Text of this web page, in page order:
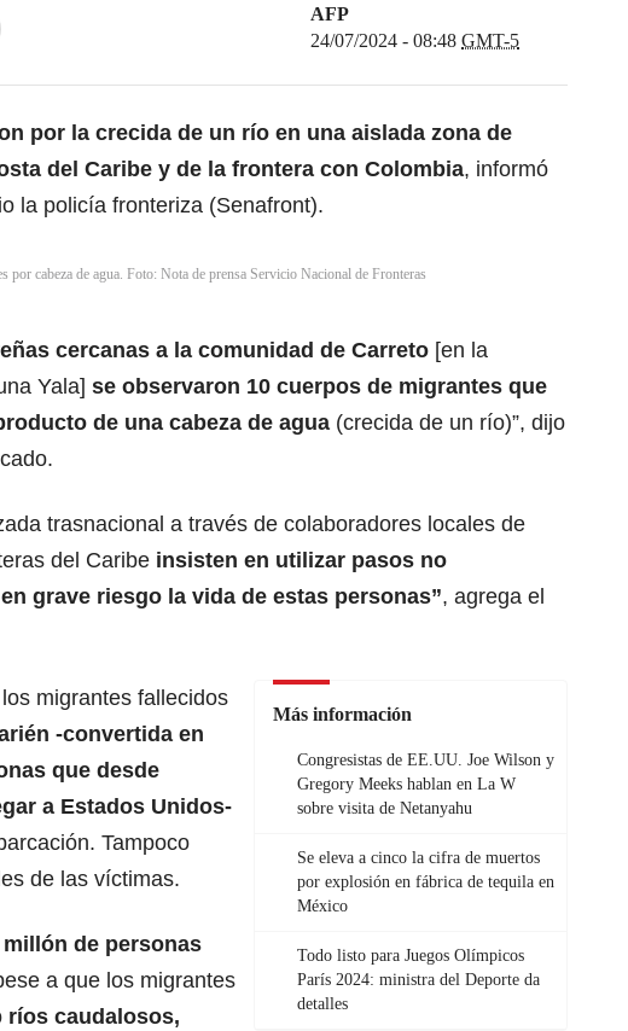
AFP
24/07/2024 - 08:48 GMT-5
por la crecida de un río en una aislada zona de
del Caribe y de la frontera con Colombia, informó
la policía fronteriza (Senafront).
por cabeza de agua. Foto: Nota de prensa Servicio Nacional de Fronteras
cercanas a la comunidad de Carreto [en la
Yala] se observaron 10 cuerpos de migrantes que
de una cabeza de agua (crecida de un río)”, dijo
trasnacional a través de colaboradores locales de
del Caribe insisten en utilizar pasos no
grave riesgo la vida de estas personas”, agrega el
Más información
Congresistas de EE.UU. Joe Wilson y
Gregory Meeks hablan en La W
sobre visita de Netanyahu
Se eleva a cinco la cifra de muertos
por explosión en fábrica de tequila en
México
Todo listo para Juegos Olímpicos
París 2024: ministra del Deporte da
detalles
migrantes fallecidos
-convertida en
que desde
a Estados Unidos-
Tampoco
de las víctimas.
de personas
a que los migrantes
ríos caudalosos,